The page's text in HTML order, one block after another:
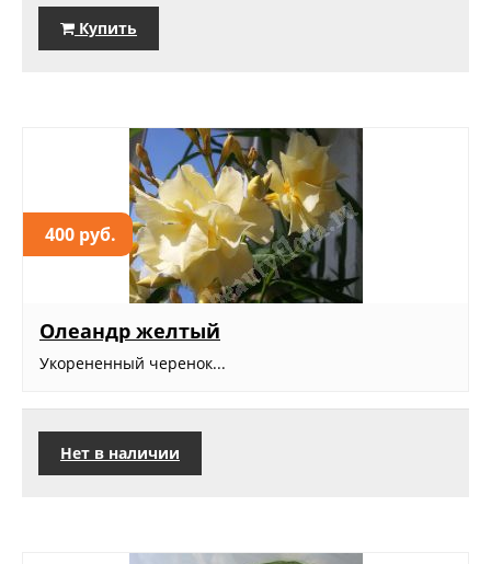
Купить
400 руб.
Олеандр желтый
Укорененный черенок...
Нет в наличии